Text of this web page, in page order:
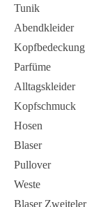
Tunik
Abendkleider
Kopfbedeckung
Parfüme
Alltagskleider
Kopfschmuck
Hosen
Blaser
Pullover
Weste
Blaser Zweiteler